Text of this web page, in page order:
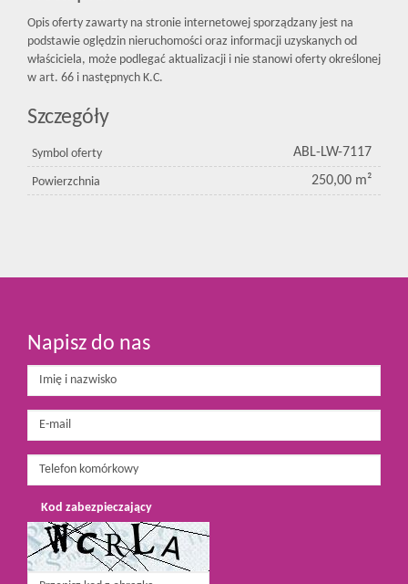
Opis oferty zawarty na stronie internetowej sporządzany jest na
podstawie oględzin nieruchomości oraz informacji uzyskanych od
właściciela, może podlegać aktualizacji i nie stanowi oferty określonej
w art. 66 i następnych K.C.
Szczegóły
Symbol oferty ABL-LW-7117
Powierzchnia 250,00 m²
Napisz do nas
Kod zabezpieczający